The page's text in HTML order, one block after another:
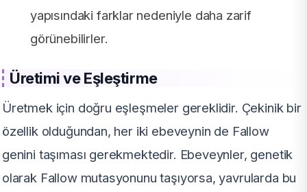
yapısındaki farklar nedeniyle daha zarif
görünebilirler.
Üretimi ve Eşleştirme
Üretmek için doğru eşleşmeler gereklidir. Çekinik bir
özellik olduğundan, her iki ebeveynin de Fallow
genini taşıması gerekmektedir. Ebeveynler, genetik
olarak Fallow mutasyonunu taşıyorsa, yavrularda bu